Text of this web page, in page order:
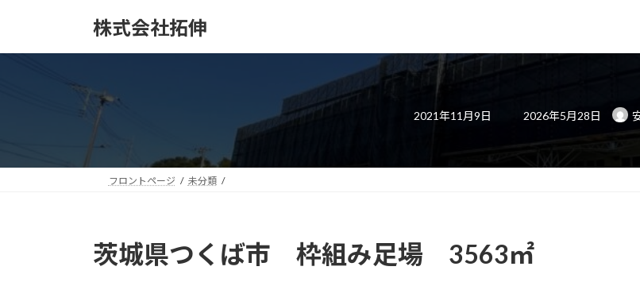
株式会社拓伸
2021年11月9日
最
終
新
時
2026年5月28日
フロントページ 未分類
茨城県つくば市 枠組み足場 3563㎡